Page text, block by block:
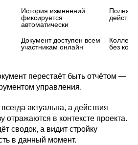
История изменений
фиксируется
автоматически
Полная
Документ доступен всем
участникам онлайн
без
перестаёт быть отчётом —
управления.
актуальна, а действия
отражаются в контексте проекта.
сводок, а видит стройку
в данный момент.